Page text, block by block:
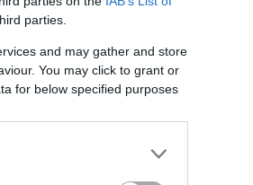
parties.
and may gather and store
You may click to grant or
for below specified purposes